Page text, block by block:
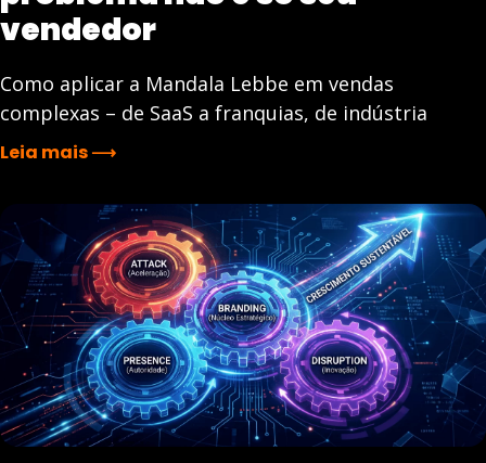
vendedor
Como aplicar a Mandala Lebbe em vendas
complexas – de SaaS a franquias, de indústria
Leia mais ⟶